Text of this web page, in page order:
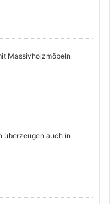
Massivholzmöbeln
überzeugen auch in